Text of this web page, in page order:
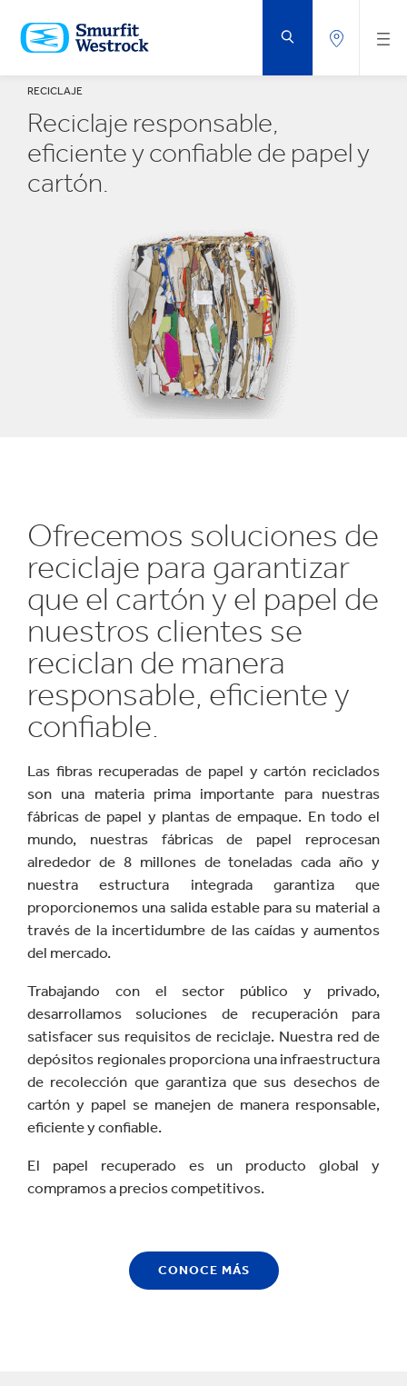
AL
CONTENIDO
PRINCIPAL
RECICLAJE
Reciclaje responsable,
eficiente y confiable de papel y
cartón.
Ofrecemos soluciones de
reciclaje para garantizar
que el cartón y el papel de
nuestros clientes se
reciclan de manera
responsable, eficiente y
confiable.
Las fibras recuperadas de papel y cartón reciclados
son una materia prima importante para nuestras
fábricas de papel y plantas de empaque. En todo el
mundo, nuestras fábricas de papel reprocesan
alrededor de 8 millones de toneladas cada año y
nuestra estructura integrada garantiza que
proporcionemos una salida estable para su material a
través de la incertidumbre de las caídas y aumentos
del mercado.
Trabajando con el sector público y privado,
desarrollamos soluciones de recuperación para
satisfacer sus requisitos de reciclaje. Nuestra red de
depósitos regionales proporciona una infraestructura
de recolección que garantiza que sus desechos de
cartón y papel se manejen de manera responsable,
eficiente y confiable.
El papel recuperado es un producto global y
compramos a precios competitivos.
CONOCE MÁS